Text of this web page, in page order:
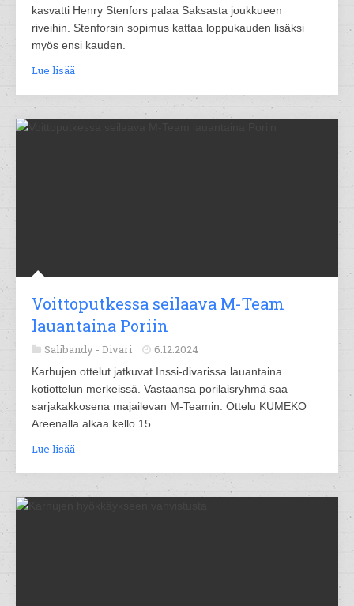
kasvatti Henry Stenfors palaa Saksasta joukkueen
riveihin. Stenforsin sopimus kattaa loppukauden lisäksi
myös ensi kauden.
Lue lisää
Voittoputkessa seilaava M-Team
lauantaina Poriin
Salibandy - Divari 6.12.2024
Karhujen ottelut jatkuvat Inssi-divarissa lauantaina
kotiottelun merkeissä. Vastaansa porilaisryhmä saa
sarjakakkosena majailevan M-Teamin. Ottelu KUMEKO
Areenalla alkaa kello 15.
Lue lisää